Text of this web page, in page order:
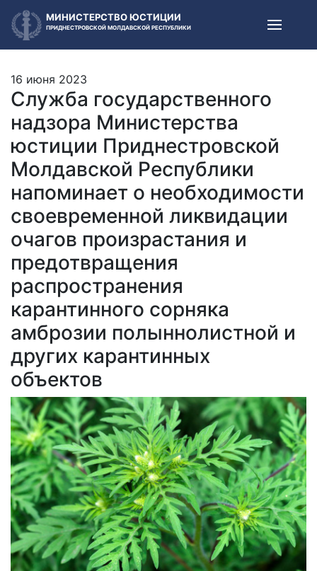
МИНИСТЕРСТВО ЮСТИЦИИ
ПРИДНЕСТРОВСКОЙ МОЛДАВСКОЙ РЕСПУБЛИКИ
16 июня 2023
Служба государственного
надзора Министерства
юстиции Приднестровской
Молдавской Республики
напоминает о необходимости
своевременной ликвидации
очагов произрастания и
предотвращения
распространения
карантинного сорняка
амброзии полыннолистной и
других карантинных
объектов